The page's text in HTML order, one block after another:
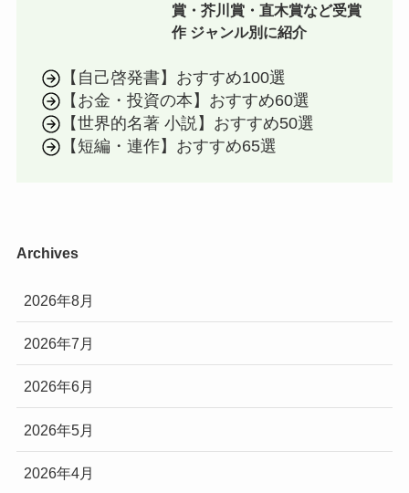
賞・芥川賞・直木賞など受賞
作 ジャンル別に紹介
【自己啓発書】おすすめ100選
【お金・投資の本】おすすめ60選
【世界的名著 小説】おすすめ50選
【短編・連作】おすすめ65選
Archives
2026年8月
2026年7月
2026年6月
2026年5月
2026年4月